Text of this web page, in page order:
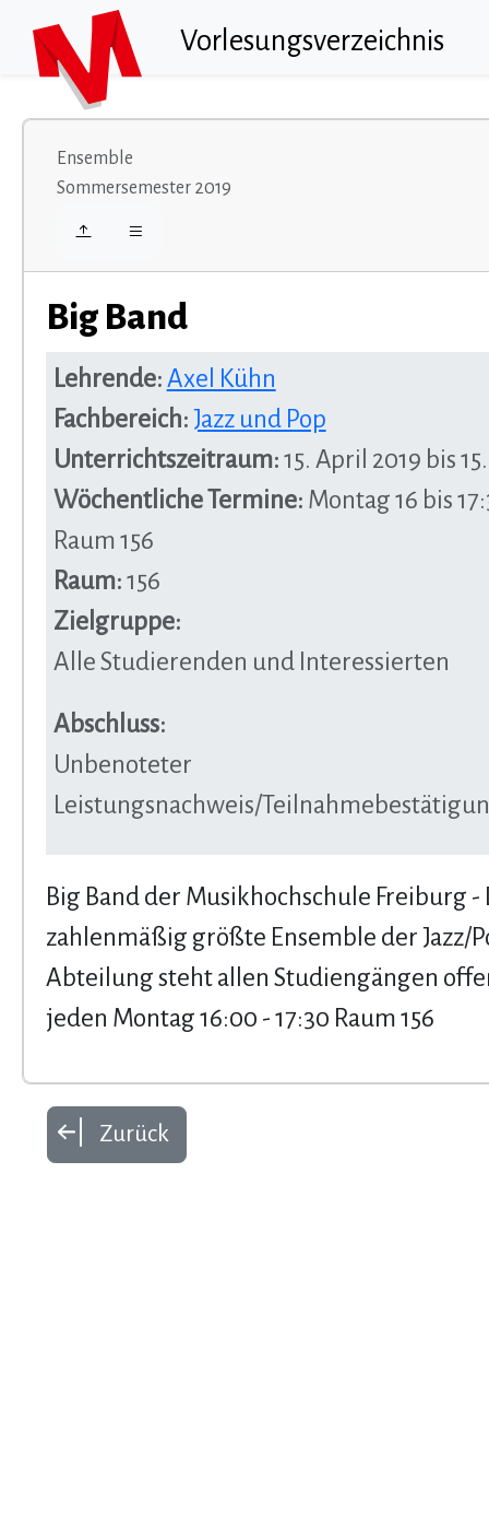
Vorlesungsverzeichnis
Ensemble
Sommersemester 2019
Big Band
Lehrende: Axel Kühn
Fachbereich: Jazz und Pop
Unterrichtszeitraum: 15. April 2019 bis
Wöchentliche Termine: Montag 16 bis
Raum 156
Raum: 156
Zielgruppe:
Alle Studierenden und Interessierten
Abschluss:
Unbenoteter
Leistungsnachweis/
Big Band der Musikhochschule Freiburg -
zahlenmäßig größte Ensemble der Jazz/
Abteilung steht allen Studiengängen
jeden Montag 16:00 - 17:30 Raum 156